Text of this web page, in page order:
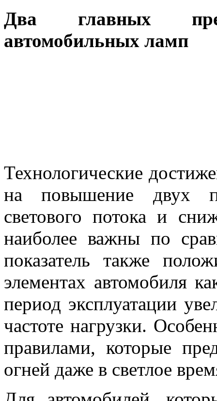
Два главных
автомобильных ламп
Технологические
на повышение двух
светового потока и
наиболее важны по
показатель также
элементах автомобиля
период эксплуатации
частоте нагрузки.
правилами, которые
огней даже в светлое